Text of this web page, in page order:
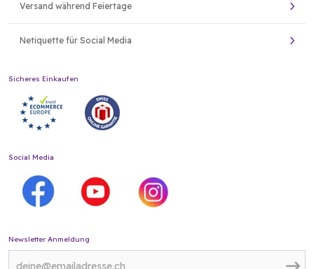
Versand während Feiertage
Netiquette für Social Media
Sicheres Einkaufen
Social Media
Newsletter Anmeldung